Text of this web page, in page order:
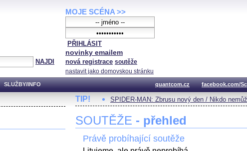
NAJDI
MOJE SCÉNA >>
PŘIHLÁSIT
novinky emailem
nová registrace soutěže
nastavit jako domovskou stránku
SLUŽBY/INFO quantcom.cz facebook.com/
TIP! SPIDER-MAN: Zbrusu nový den / Nikdo
SOUTĚŽE - přehled
Právě probíhající soutěže